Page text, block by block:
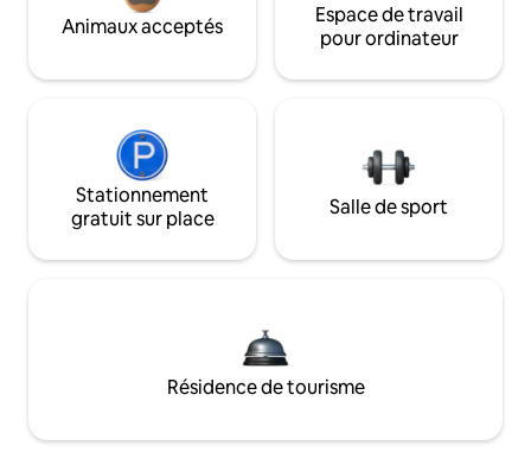
Animaux acceptés
Espace de travail
pour ordinateur
Stationnement
gratuit sur place
Salle de sport
Résidence de tourisme